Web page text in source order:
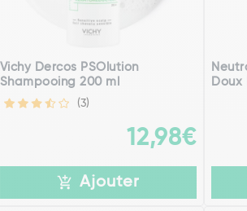
Vichy Dercos PSOlution
Shampooing 200 ml
(3)
12,98€
Ajouter
Doux